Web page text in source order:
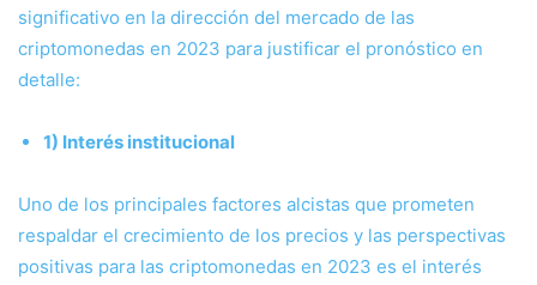
significativo en la dirección del mercado de las
criptomonedas en 2023 para justificar el pronóstico en
detalle:
1) Interés institucional
Uno de los principales factores alcistas que prometen
respaldar el crecimiento de los precios y las perspectivas
positivas para las criptomonedas en 2023 es el interés